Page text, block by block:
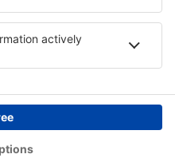
práva vyhrazena.